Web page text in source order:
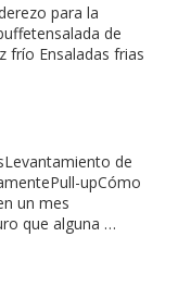
para la
de
frío Ensaladas frias
de
upCómo
un mes
que alguna …